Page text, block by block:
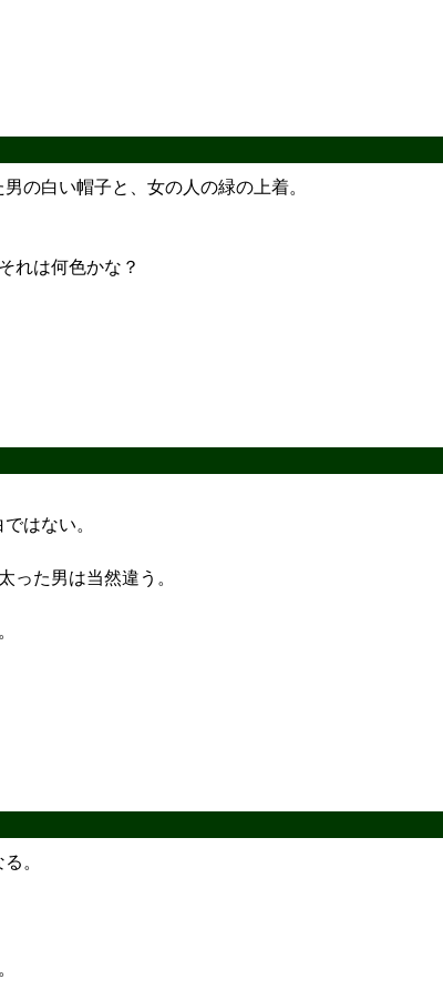
の白い帽子と、女の人の緑の上着。
れは何色かな？
はない。
った男は当然違う。
。